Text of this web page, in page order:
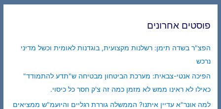
פוסטים אחרונים
הפצ"ר בשדה תימן: רשלנות מקצועית, בוגדנות לאומית וכשל מדיני
נרכש
הפיכה אנטי-צבאית: מערכת הביטחון מבטיחה ש"תדע להתמודד"
כאילו לא ראינו ממש לא מזמן כמה זה צ'ק חסר כל כיסוי.
למה אונר"א עדיין איתנו? הממשלה גוררת רגליים והיועמ"ש ממציאים